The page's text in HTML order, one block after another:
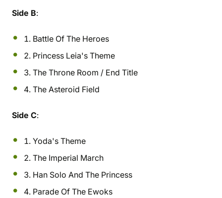
Side B:
1. Battle Of The Heroes
2. Princess Leia's Theme
3. The Throne Room / End Title
4. The Asteroid Field
Side C:
1. Yoda's Theme
2. The Imperial March
3. Han Solo And The Princess
4. Parade Of The Ewoks